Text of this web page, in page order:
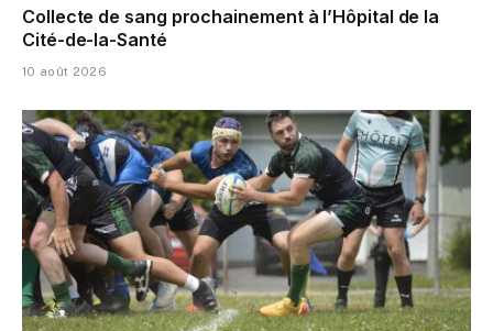
Collecte de sang prochainement à l’Hôpital de la
Cité-de-la-Santé
10 août 2026